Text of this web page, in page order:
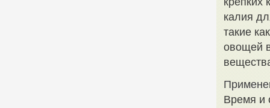
калия
такие
овощей
Время и